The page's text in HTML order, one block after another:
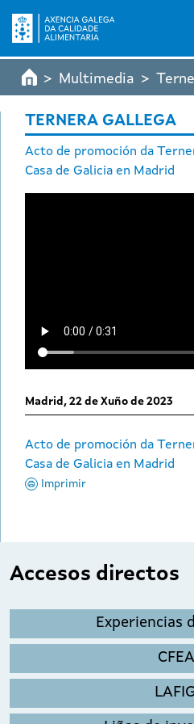
Ir o contido principal
Multimedia
TERNERA GALLEGA
Acto de promoción da
Casa de Galicia en Madrid
Madrid, 22 de Xuño de 2023
Acto de promoción da
Casa de Galicia en Madrid
Imprimir
Accesos directos
Experiencias